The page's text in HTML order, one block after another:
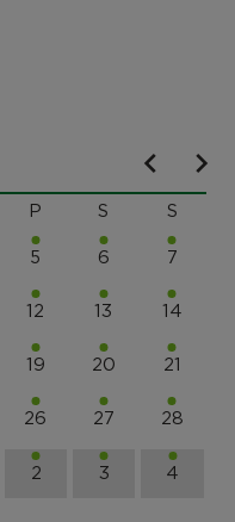
P S S
5 6 7
12 13 14
19 20 21
26 27 28
2 3 4